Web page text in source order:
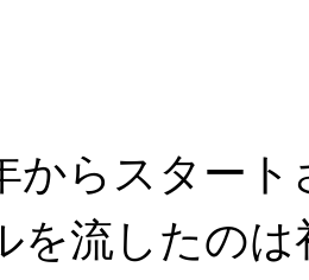
からスター
を流したの